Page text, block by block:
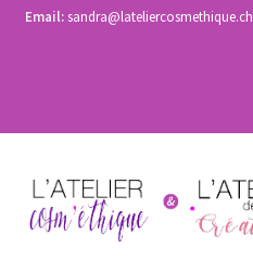
Email:sandra@lateliercosmethique.ch
Aller
la
Aller
au
contenu